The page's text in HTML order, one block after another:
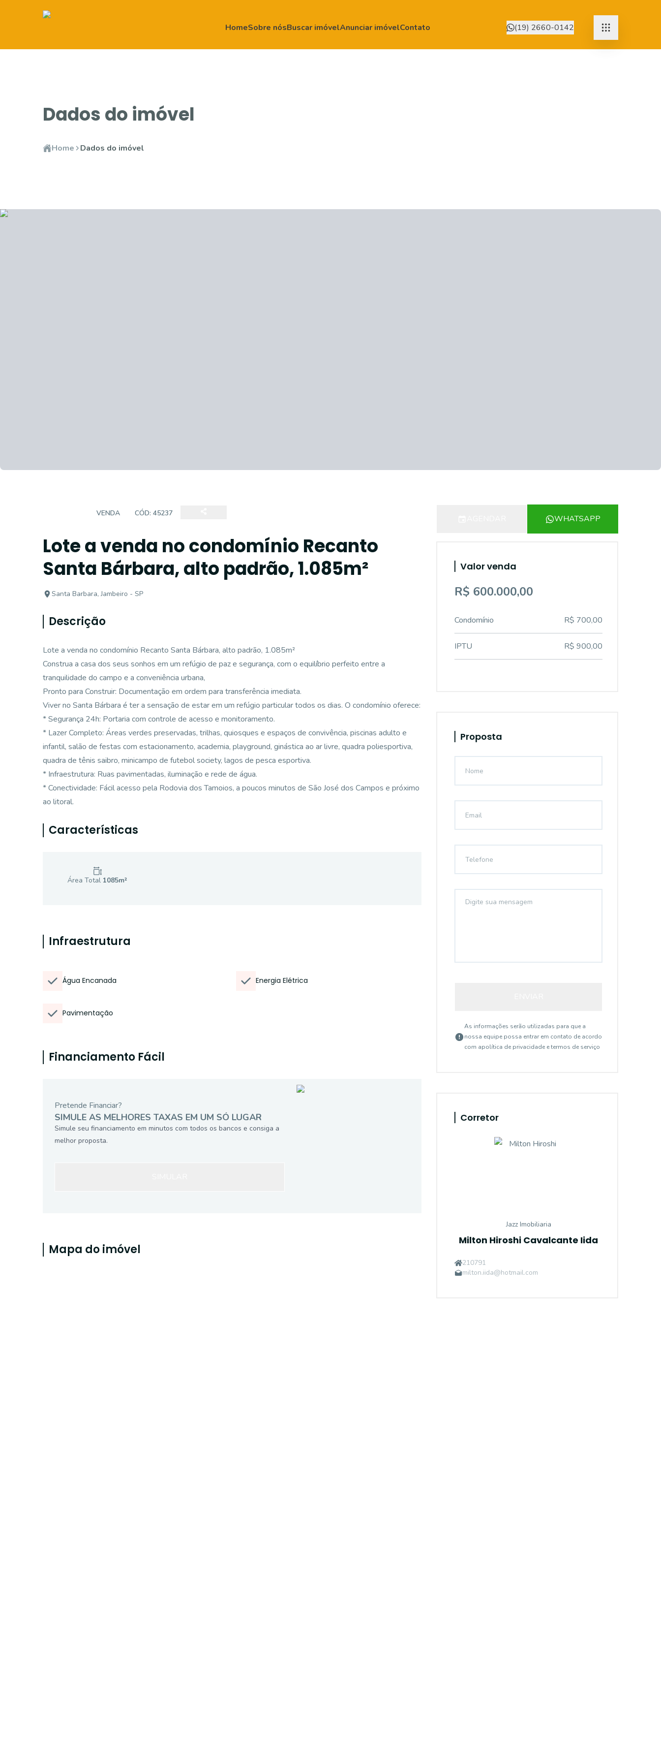
HomeSobre nósBuscar imóvelAnunciar imóvelContato (19) 2660-0142
Dados do imóvel
Home Dados do imóvel
VENDA CÓD: 45237
Lote a venda no condomínio Recanto
Santa Bárbara, alto padrão, 1.085m²
Santa Barbara, Jambeiro - SP
Descrição
Lote a venda no condomínio Recanto Santa Bárbara, alto padrão, 1.085m²
Construa a casa dos seus sonhos em um refúgio de paz e segurança, com o equilíbrio perfeito entre a
tranquilidade do campo e a conveniência urbana,
Pronto para Construir: Documentação em ordem para transferência imediata.
Viver no Santa Bárbara é ter a sensação de estar em um refúgio particular todos os dias. O condomínio oferece:
* Segurança 24h: Portaria com controle de acesso e monitoramento.
* Lazer Completo: Áreas verdes preservadas, trilhas, quiosques e espaços de convivência, piscinas adulto e
infantil, salão de festas com estacionamento, academia, playground, ginástica ao ar livre, quadra poliesportiva,
quadra de tênis saibro, minicampo de futebol society, lagos de pesca esportiva.
* Infraestrutura: Ruas pavimentadas, iluminação e rede de água.
* Conectividade: Fácil acesso pela Rodovia dos Tamoios, a poucos minutos de São José dos Campos e próximo
ao litoral.
Características
Área Total 1085m²
Infraestrutura
Água Encanada Energia Elétrica
Pavimentação
Financiamento Fácil
Pretende Financiar?
SIMULE AS MELHORES TAXAS EM UM SÓ LUGAR
Simule seu financiamento em minutos com todos os bancos e consiga a
melhor proposta.
Mapa do imóvel
WHATSAPP
Valor venda
R$ 600.000,00
Condomínio R$ 700,00
IPTU R$ 900,00
Proposta
As informações serão utilizadas para que a
nossa equipe possa entrar em contato de acordo
com apolítica de privacidade e termos de serviço
Corretor
Jazz Imobiliaria
Milton Hiroshi Cavalcante Iida
210791
milton.iida@hotmail.com